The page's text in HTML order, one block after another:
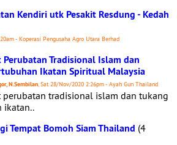
Kendiri utk Pesakit Resdung - Kedah
- Koperasi Pengusaha Agro Utara Berhad
Perubatan Tradisional Islam dan
Ikatan Spiritual Malaysia
N.Sembilan, Sat 28/Nov/2020 2:26pm - Ayah Gun Thailand
perubatan tradisional islam dan tukang
ikatan..
Tempat Bomoh Siam Thailand (4